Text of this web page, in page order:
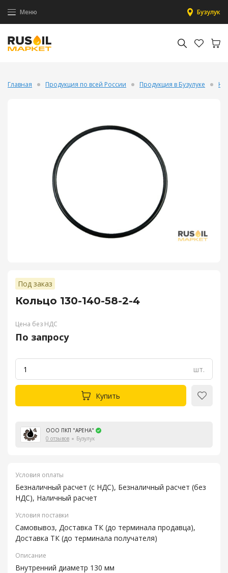
Меню Бузулук
Главная Продукция по всей России Продукция в Бузулуке
Под заказ
Кольцо 130-140-58-2-4
Цена без НДС
По запросу
шт.
Купить
ООО ПКП "АРЕНА"
0 отзывов
Бузулук
Условия оплаты
Безналичный расчет (с НДС), Безналичный расчет (без
НДС), Наличный расчет
Условия поставки
Самовывоз, Доставка ТК (до терминала продавца),
Доставка ТК (до терминала получателя)
Описание
Внутренний диаметр 130 мм